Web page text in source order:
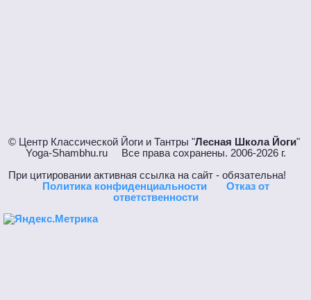
© Центр Классической Йоги и Тантры "Лесная Школа Йоги"
Yoga-Shambhu.ru Все права сохранены. 2006-2026 г.
При цитировании активная ссылка на сайт - обязательна!
Политика конфиденциальности
Отказ от
ответственности